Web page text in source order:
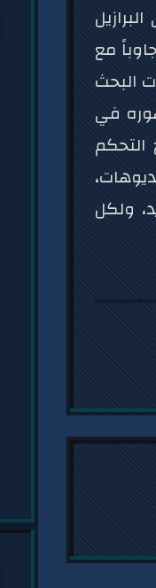
مع
البحث
من ظهوره في
ولكل